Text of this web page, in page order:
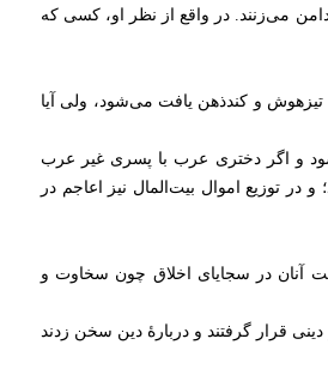
دامن می‌زنند. در واقع از نظر او، کسی که
و کندذهن یافت می‌شود، ولی آیا
شود و اگر دختری عرب با پسری غیر عرب
توزیع اموال بیت‌المال نیز اعاجم در
آنان در سجایای اخلاق چون سخاوت و
قرار گرفتند و دربارۀ دین سخن زدند